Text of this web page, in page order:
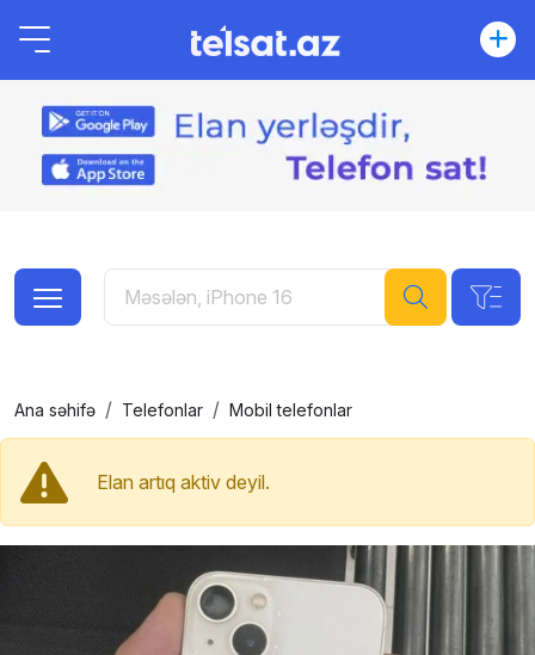
Ana səhifə Telefonlar Mobil telefonlar
Elan artıq aktiv deyil.